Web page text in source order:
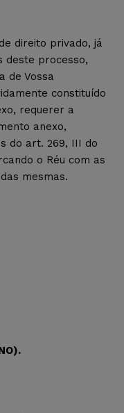
direito privado, já
deste processo,
de Vossa
constituído
requerer a
anexo,
do art. 269, III do
o Réu com as
mesmas.